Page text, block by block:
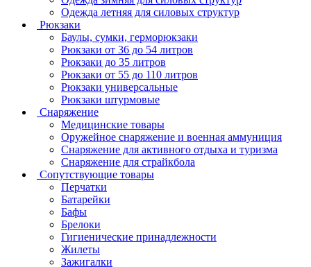
Одежда летняя для силовых структур
Рюкзаки
Баулы, сумки, герморюкзаки
Рюкзаки от 36 до 54 литров
Рюкзаки до 35 литров
Рюкзаки от 55 до 110 литров
Рюкзаки универсальные
Рюкзаки штурмовые
Снаряжение
Медицинские товары
Оружейное снаряжение и военная аммуниция
Снаряжение для активного отдыха и туризма
Снаряжение для страйкбола
Сопутствующие товары
Перчатки
Батарейки
Бафы
Брелоки
Гигиенические принадлежности
Жилеты
Зажигалки